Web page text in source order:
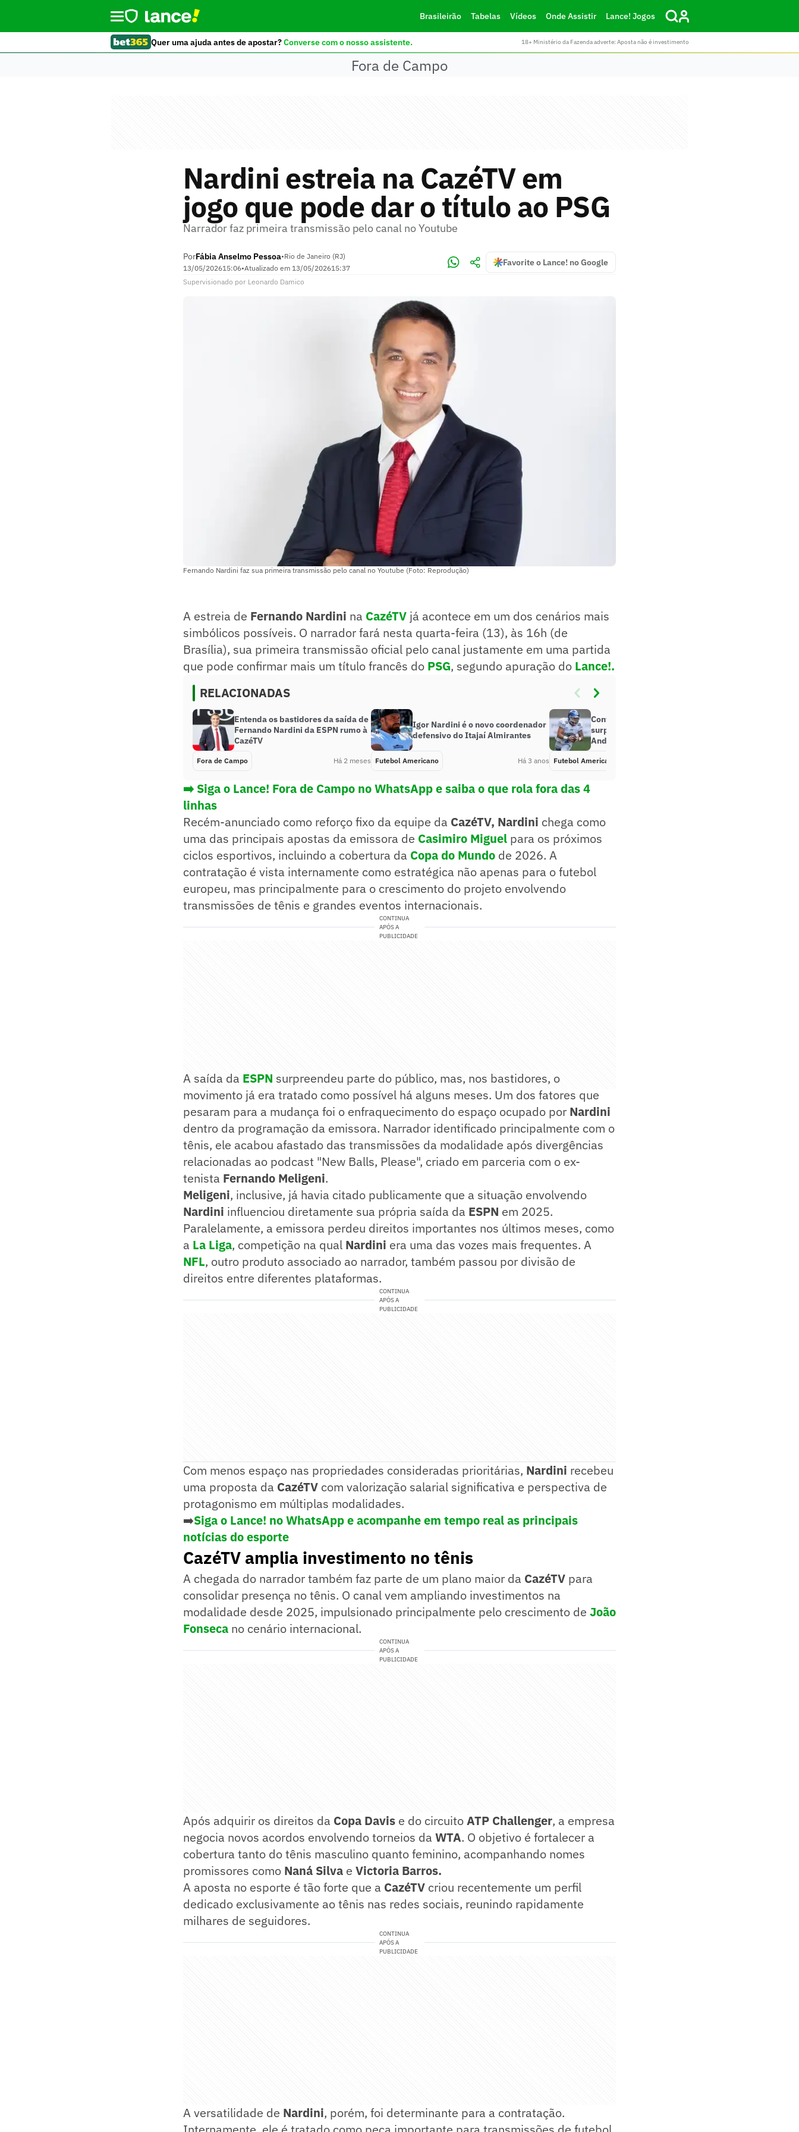
Brasileirão Tabelas Vídeos Onde Assistir Lance! Jogos
Quer uma ajuda antes de apostar?Converse com o nosso assistente. 18+ Ministério da Fazenda adverte: Aposta não é investimento
Fora de Campo
Nardini estreia na CazéTV em
jogo que pode dar o título ao PSG
Narrador faz primeira transmissão pelo canal no Youtube
PorFábia Anselmo Pessoa•Rio de Janeiro (RJ)
13/05/202615:06•Atualizado em 13/05/202615:37
Favorite o Lance! no Google
Supervisionado por Leonardo Damico
Fernando Nardini faz sua primeira transmissão pelo canal no Youtube (Foto: Reprodução)
A estreia de Fernando Nardini na CazéTV já acontece em um dos cenários mais
simbólicos possíveis. O narrador fará nesta quarta-feira (13), às 16h (de
Brasília), sua primeira transmissão oficial pelo canal justamente em uma partida
que pode confirmar mais um título francês do PSG, segundo apuração do Lance!.
RELACIONADAS
Entenda os bastidores da saída de
Fernando Nardini da ESPN rumo à
CazéTV
Fora de Campo Há 2 meses
Igor Nardini é o novo coordenador
defensivo do Itajaí Almirantes
Futebol Americano Há 3 anos
Contratação de peso: Manaus FA
surpreende e acerta com defensor
Andrew Bernardini
Futebol Americano
➡️ Siga o Lance! Fora de Campo no WhatsApp e saiba o que rola fora das 4
linhas
Recém-anunciado como reforço fixo da equipe da CazéTV, Nardini chega como
uma das principais apostas da emissora de Casimiro Miguel para os próximos
ciclos esportivos, incluindo a cobertura da Copa do Mundo de 2026. A
contratação é vista internamente como estratégica não apenas para o futebol
europeu, mas principalmente para o crescimento do projeto envolvendo
transmissões de tênis e grandes eventos internacionais.
CONTINUA
APÓS A
PUBLICIDADE
A saída da ESPN surpreendeu parte do público, mas, nos bastidores, o
movimento já era tratado como possível há alguns meses. Um dos fatores que
pesaram para a mudança foi o enfraquecimento do espaço ocupado por Nardini
dentro da programação da emissora. Narrador identificado principalmente com o
tênis, ele acabou afastado das transmissões da modalidade após divergências
relacionadas ao podcast "New Balls, Please", criado em parceria com o ex-
tenista Fernando Meligeni.
Meligeni, inclusive, já havia citado publicamente que a situação envolvendo
Nardini influenciou diretamente sua própria saída da ESPN em 2025.
Paralelamente, a emissora perdeu direitos importantes nos últimos meses, como
a La Liga, competição na qual Nardini era uma das vozes mais frequentes. A
NFL, outro produto associado ao narrador, também passou por divisão de
direitos entre diferentes plataformas.
CONTINUA
APÓS A
PUBLICIDADE
Com menos espaço nas propriedades consideradas prioritárias, Nardini recebeu
uma proposta da CazéTV com valorização salarial significativa e perspectiva de
protagonismo em múltiplas modalidades.
➡️Siga o Lance! no WhatsApp e acompanhe em tempo real as principais
notícias do esporte
CazéTV amplia investimento no tênis
A chegada do narrador também faz parte de um plano maior da CazéTV para
consolidar presença no tênis. O canal vem ampliando investimentos na
modalidade desde 2025, impulsionado principalmente pelo crescimento de João
Fonseca no cenário internacional.
CONTINUA
APÓS A
PUBLICIDADE
Após adquirir os direitos da Copa Davis e do circuitoATP Challenger, a empresa
negocia novos acordos envolvendo torneios da WTA. O objetivo é fortalecer a
cobertura tanto do tênis masculino quanto feminino, acompanhando nomes
promissores como Naná Silva e Victoria Barros.
A aposta no esporte é tão forte que a CazéTV criou recentemente um perfil
dedicado exclusivamente ao tênis nas redes sociais, reunindo rapidamente
milhares de seguidores.
CONTINUA
APÓS A
PUBLICIDADE
A versatilidade de Nardini, porém, foi determinante para a contratação.